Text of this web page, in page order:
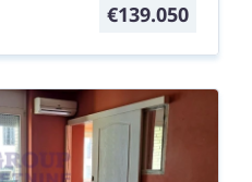
€139.050